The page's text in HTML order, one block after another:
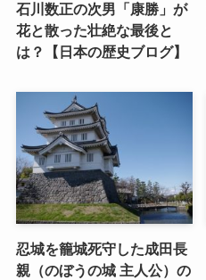
石川数正の次男「康勝」が
花と散った壮絶な最後と
は？【日本の歴史ブログ】
忍城を籠城死守した成田長
親（のぼうの城 主人公）の